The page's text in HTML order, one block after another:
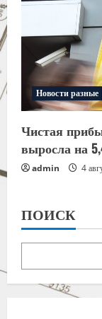
Новости разные
Чистая
выросла на
admin 4
ПОИСК